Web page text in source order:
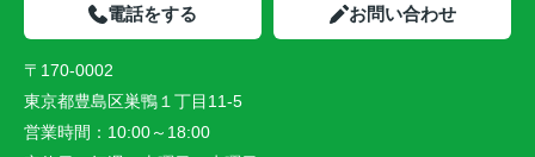
電話をする お問い合わせ
〒170-0002
東京都豊島区巣鴨１丁目11-5
営業時間： 10:00～18:00